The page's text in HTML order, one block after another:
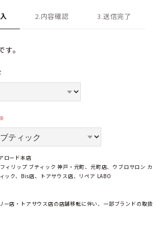
2.内容確認 3.送信完了
す。
ロード本店
ィリップ ブティック 神戸・元町、元町店、ウブロサロン カ
ック、Bis店、トアサウス店、リペア LABO
ー店・トアサウス店の店舗移転に伴い、一部ブランドの取扱